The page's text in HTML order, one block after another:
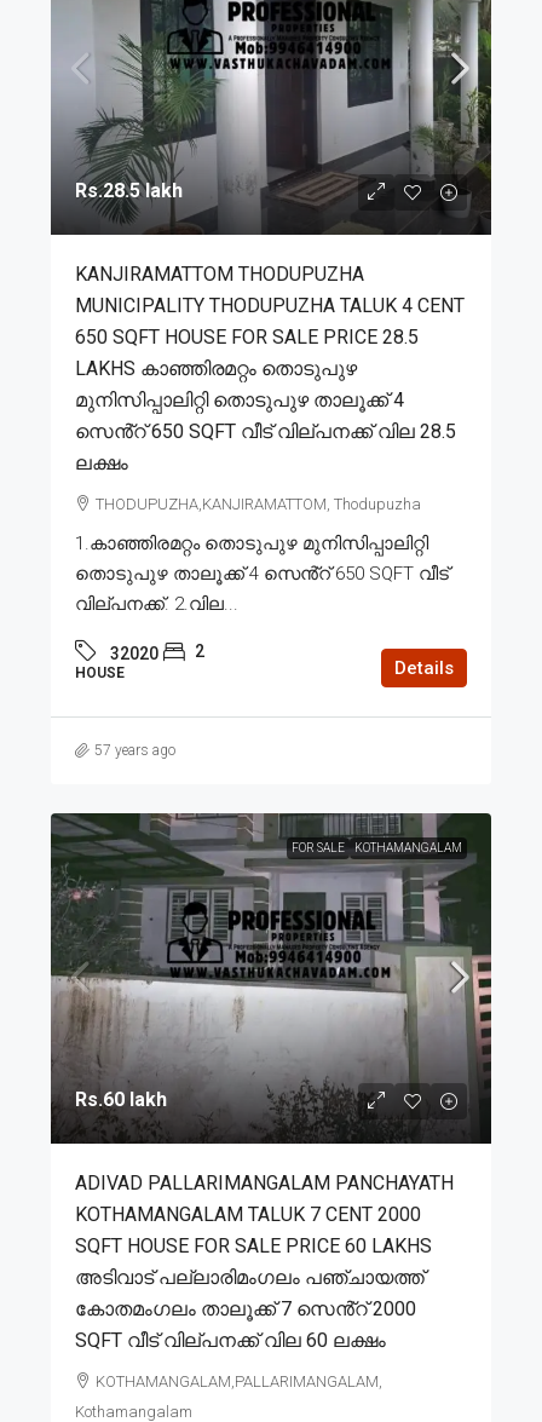
Rs.28.5 lakh
KANJIRAMATTOM THODUPUZHA
MUNICIPALITY THODUPUZHA TALUK 4 CENT
650 SQFT HOUSE FOR SALE PRICE 28.5
LAKHS കാഞ്ഞിരമറ്റം തൊടുപുഴ
മുനിസിപ്പാലിറ്റി തൊടുപുഴ താലൂക്ക് 4
സെൻ്റ് 650 SQFT വീട് വില്പനക്ക് വില 28.5
ലക്ഷം
THODUPUZHA,KANJIRAMATTOM, Thodupuzha
1.കാഞ്ഞിരമറ്റം തൊടുപുഴ മുനിസിപ്പാലിറ്റി
തൊടുപുഴ താലൂക്ക് 4 സെൻ്റ് 650 SQFT വീട്
വില്പനക്ക്. 2.വില...
32020 2
HOUSE Details
57 years ago
FOR SALE KOTHAMANGALAM
Rs.60 lakh
ADIVAD PALLARIMANGALAM PANCHAYATH
KOTHAMANGALAM TALUK 7 CENT 2000
SQFT HOUSE FOR SALE PRICE 60 LAKHS
അടിവാട് പല്ലാരിമംഗലം പഞ്ചായത്ത്
കോതമംഗലം താലൂക്ക് 7 സെൻ്റ് 2000
SQFT വീട് വില്പനക്ക് വില 60 ലക്ഷം
KOTHAMANGALAM,PALLARIMANGALAM,
Kothamangalam